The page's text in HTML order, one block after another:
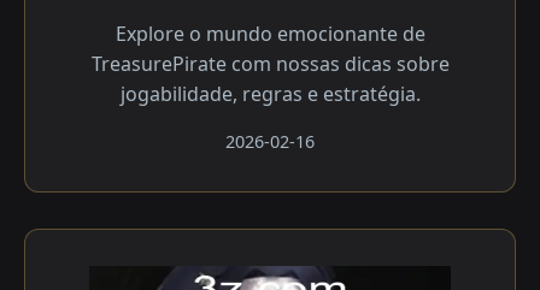
Explore o mundo emocionante de
TreasurePirate com nossas dicas sobre
jogabilidade, regras e estratégia.
2026-02-16